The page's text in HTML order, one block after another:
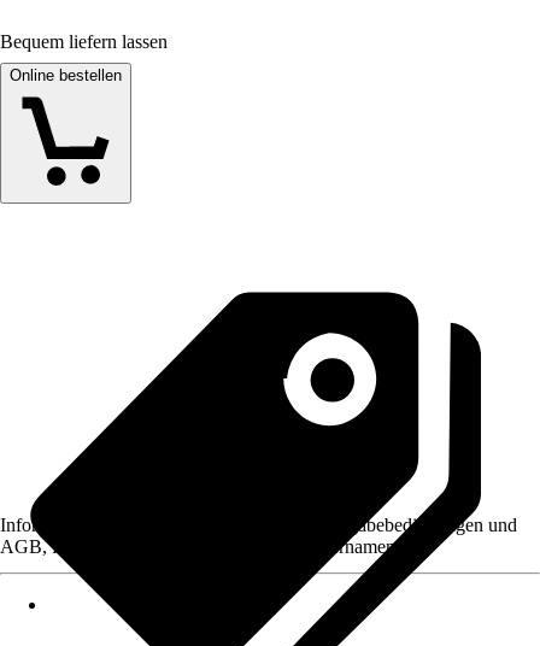
Bequem liefern lassen
Online bestellen
Informationen des Verkäufers, wie z. B. Rückgabebedingungen und
AGB, finden Sie bei Klick auf den Verkäufernamen.